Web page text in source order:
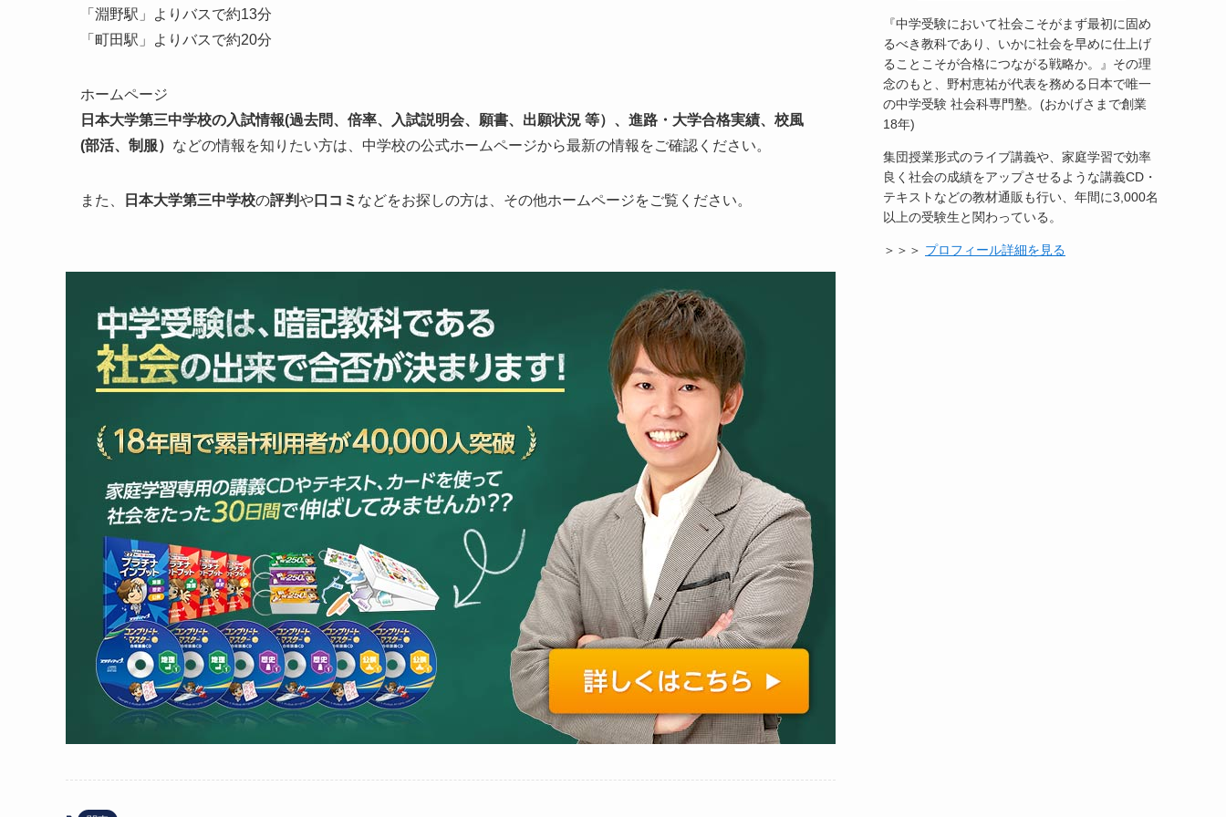
「淵野駅」よりバスで約13分
「町田駅」よりバスで約20分
ホームページ
日本大学第三中学校の入試情報(過去問、倍率、入試説明会、願書、出願状況 等）、進路・大学合格実績、校風
(部活、制服） などの情報を知りたい方は、中学校の公式ホームページから最新の情報をご確認ください。
また、 日本大学第三中学校の評判や口コミ などをお探しの方は、その他ホームページをご覧ください。
『中学受験において社会こそがまず最初に固め
るべき教科であり、いかに社会を早めに仕上げ
ることこそが合格につながる戦略か。』その理
念のもと、野村恵祐が代表を務める日本で唯一
の中学受験 社会科専門塾。(おかげさまで創業
18年)
集団授業形式のライブ講義や、家庭学習で効率
良く社会の成績をアップさせるような講義CD・
テキストなどの教材通販も行い、年間に3,000名
以上の受験生と関わっている。
＞＞＞ プロフィール詳細を見る